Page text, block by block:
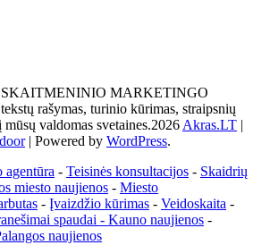
MARKETINGO
rašymas, turinio kūrimas, straipsnių
valdomas svetaines.2026 Akras.LT |
| Powered by WordPress.
agentūra - Teisinės konsultacijos - Skaidrių
miesto naujienos - Miesto
- Įvaizdžio kūrimas - Veidoskaita -
spaudai - Kauno naujienos -
naujienos